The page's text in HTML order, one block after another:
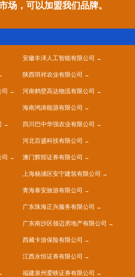
场，可以加盟我们品牌。
安徽丰泽人工智能有限公司
陕西琪祥农业有限公司
河南鹤壁高达物流有限公司
海南鸿涛能源有限公司
四川巴中华强农业有限公司
河北百盛科技有限公司
澳门辉煌证券有限公司
上海杨浦区安宁建筑有限公司
青海泰安旅游有限公司
广东珠海正兴服务有限公司
广东南沙区领迈房地产有限公司
西藏卡游保险有限公司
江西永恒证券有限公司
福建泉州爱映证券有限公司